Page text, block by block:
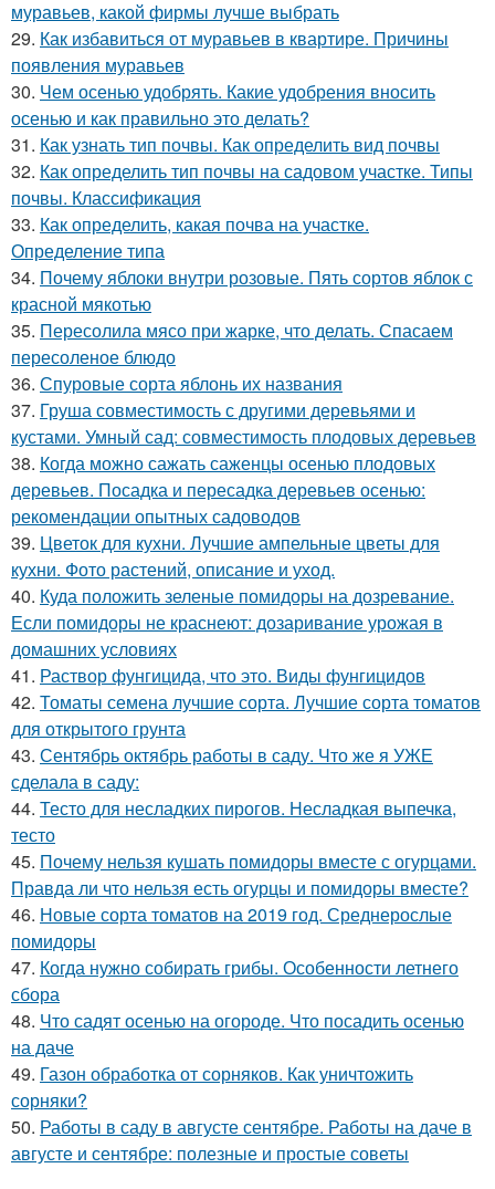
муравьев, какой фирмы лучше выбрать
29. Как избавиться от муравьев в квартире. Причины
появления муравьев
30. Чем осенью удобрять. Какие удобрения вносить
осенью и как правильно это делать?
31. Как узнать тип почвы. Как определить вид почвы
32. Как определить тип почвы на садовом участке. Типы
почвы. Классификация
33. Как определить, какая почва на участке.
Определение типа
34. Почему яблоки внутри розовые. Пять сортов яблок с
красной мякотью
35. Пересолила мясо при жарке, что делать. Спасаем
пересоленое блюдо
36. Спуровые сорта яблонь их названия
37. Груша совместимость с другими деревьями и
кустами. Умный сад: совместимость плодовых деревьев
38. Когда можно сажать саженцы осенью плодовых
деревьев. Посадка и пересадка деревьев осенью:
рекомендации опытных садоводов
39. Цветок для кухни. Лучшие ампельные цветы для
кухни. Фото растений, описание и уход.
40. Куда положить зеленые помидоры на дозревание.
Если помидоры не краснеют: дозаривание урожая в
домашних условиях
41. Раствор фунгицида, что это. Виды фунгицидов
42. Томаты семена лучшие сорта. Лучшие сорта томатов
для открытого грунта
43. Сентябрь октябрь работы в саду. Что же я УЖЕ
сделала в саду:
44. Тесто для несладких пирогов. Несладкая выпечка,
тесто
45. Почему нельзя кушать помидоры вместе с огурцами.
Правда ли что нельзя есть огурцы и помидоры вместе?
46. Новые сорта томатов на 2019 год. Среднерослые
помидоры
47. Когда нужно собирать грибы. Особенности летнего
сбора
48. Что садят осенью на огороде. Что посадить осенью
на даче
49. Газон обработка от сорняков. Как уничтожить
сорняки?
50. Работы в саду в августе сентябре. Работы на даче в
августе и сентябре: полезные и простые советы